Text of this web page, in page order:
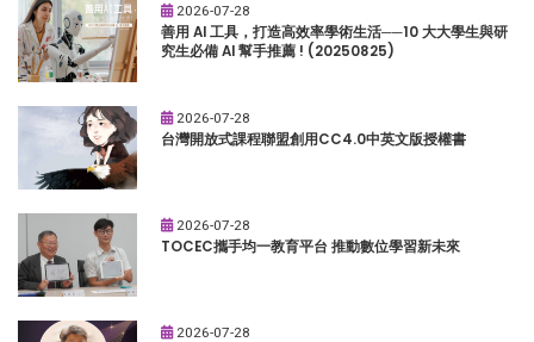
2026-07-28
善用 AI 工具，打造高效率學術生活──10 大大學生與研
究生必備 AI 幫手推薦 ! (20250825)
2026-07-28
台灣開放式課程聯盟創用CC4.0中英文版授權書
2026-07-28
TOCEC攜手均一教育平台 推動數位學習新未來
2026-07-28